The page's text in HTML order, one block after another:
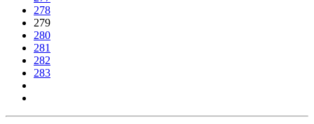
278
279
280
281
282
283